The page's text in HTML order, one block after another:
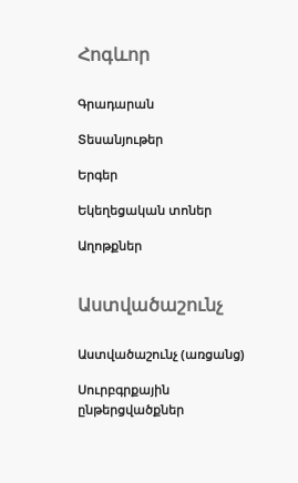
Հոգևոր
Գրադարան
Տեսանյութեր
Երգեր
Եկեղեցական տոներ
Աղոթքներ
Աստվածաշունչ
Աստվածաշունչ (առցանց)
Սուրբգրքային
ընթերցվածքներ